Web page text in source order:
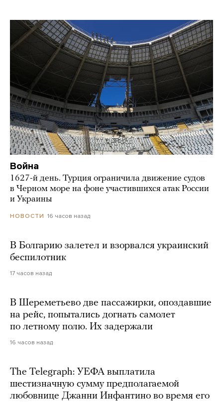
Война
1627-й день. Турция ограничила движение судов
в Черном море на фоне участившихся атак России
и Украины
НОВОСТИ 16 часов назад
В Болгарию залетел и взорвался украинский
беспилотник
17 часов назад
В Шереметьево две пассажирки, опоздавшие
на рейс, попытались догнать самолет
по летному полю. Их задержали
16 часов назад
The Telegraph: УЕФА выплатила
шестизначную сумму предполагаемой
любовнице Джанни Инфантино во время его